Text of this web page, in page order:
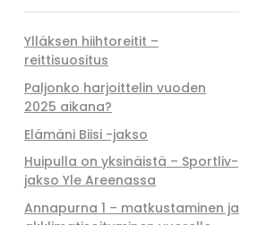
Ylläksen hiihtoreitit –
reittisuositus
Paljonko harjoittelin vuoden
2025 aikana?
Elämäni Biisi -jakso
Huipulla on yksinäistä – Sportliv-
jakso Yle Areenassa
Annapurna 1 – matkustaminen ja